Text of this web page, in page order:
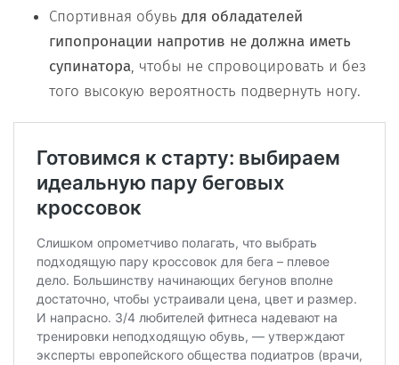
Спортивная обувь для обладателей
гипопронации напротив не должна иметь
супинатора, чтобы не спровоцировать и без
того высокую вероятность подвернуть ногу.